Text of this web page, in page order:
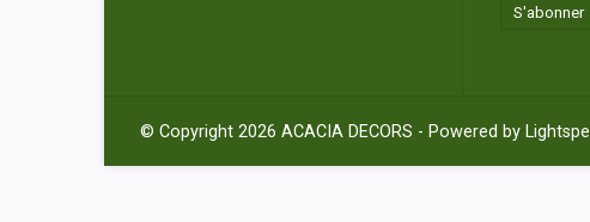
S'abonner
© Copyright 2026 ACACIA DECORS - Powered by